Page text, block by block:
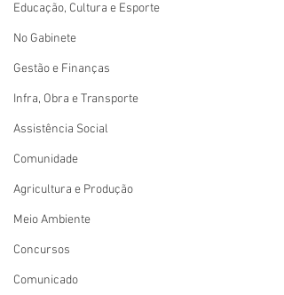
Educação, Cultura e Esporte
No Gabinete
Gestão e Finanças
Infra, Obra e Transporte
Assistência Social
Comunidade
Agricultura e Produção
Meio Ambiente
Concursos
Comunicado